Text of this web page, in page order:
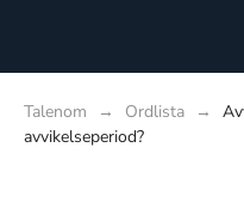
Talenom → Ordlista →
avvikelseperiod?